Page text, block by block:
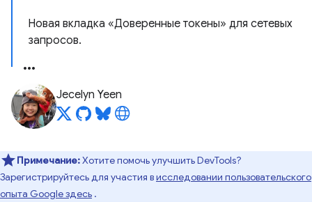
Новая вкладка «Доверенные токены» для сетевых
запросов.
Jecelyn Yeen
Примечание:Хотите помочь улучшить DevTools?
Зарегистрируйтесь для участия висследовании пользовательского
опыта Google здесь .